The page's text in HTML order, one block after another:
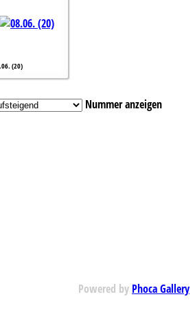
(20)
Nummer anzeigen
Powered by Phoca Gallery